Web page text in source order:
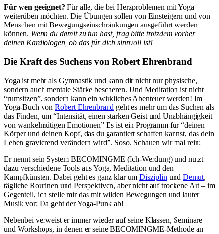
Für wen geeignet? Für alle, die bei Herzproblemen mit Yoga
weiterüben möchten. Die Übungen sollen von Einsteigern und von
Menschen mit Bewegungseinschränkungen ausgeführt werden
können. Wenn du damit zu tun hast, frag bitte trotzdem vorher
deinen Kardiologen, ob das für dich sinnvoll ist!
Die Kraft des Suchens von Robert Ehrenbrand
Yoga ist mehr als Gymnastik und kann dir nicht nur physische,
sondern auch mentale Stärke bescheren. Und Meditation ist nicht
“rumsitzen”, sondern kann ein wirkliches Abenteuer werden! Im
Yoga-Buch von Robert Ehrenbrand geht es mehr um das Suchen als
das Finden, um “Intensität, einen starken Geist und Unabhängigkeit
von wankelmütigen Emotionen” Es ist ein Programm für “deinen
Körper und deinen Kopf, das du garantiert schaffen kannst, das dein
Leben gravierend verändern wird”. Soso. Schauen wir mal rein:
Er nennt sein System BECOMINGME (Ich-Werdung) und nutzt
dazu verschiedene Tools aus Yoga, Meditation und den
Kampfkünsten. Dabei geht es ganz klar um Disziplin und Demut,
tägliche Routinen und Perspektiven, aber nicht auf trockene Art – im
Gegenteil, ich stelle mir das mit wilden Bewegungen und lauter
Musik vor: Da geht der Yoga-Punk ab!
Nebenbei verweist er immer wieder auf seine Klassen, Seminare
und Workshops, in denen er seine BECOMINGME-Methode an